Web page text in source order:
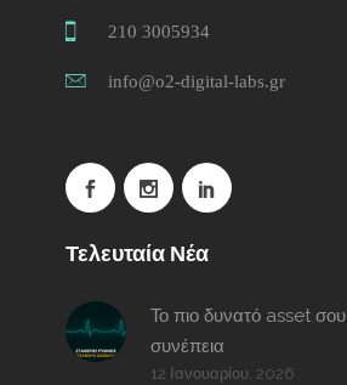
210 3005934
info@o2-digital-labs.gr
Τελευταία Νέα
Το πιο δυνατό asset σου
συνέπεια
12 Ιανουαρίου, 2026